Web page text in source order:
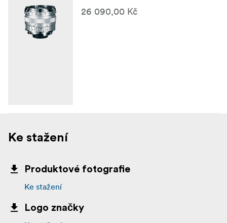
26 090,00 Kč
Ke stažení
Produktové fotografie
Ke stažení
Logo značky